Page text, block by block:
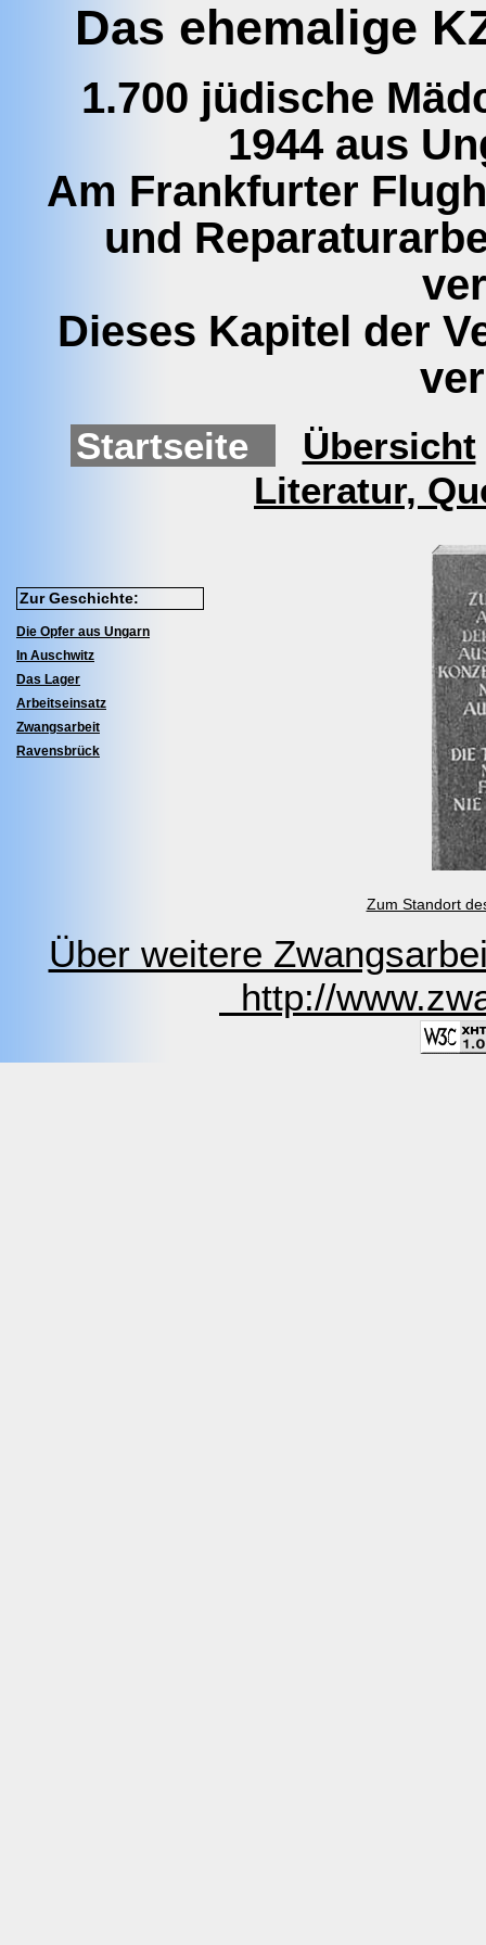
Das ehemalige
1.700 jüdische
1944 aus
Am Frankfurter
und
Dieses Kapitel der
Startseite
Übersicht
Literatur,
Zur Geschichte:
Die Opfer aus Ungarn
In Auschwitz
Das Lager
Arbeitseinsatz
Zwangsarbeit
Ravensbrück
Zum Standort
Über weitere
http://